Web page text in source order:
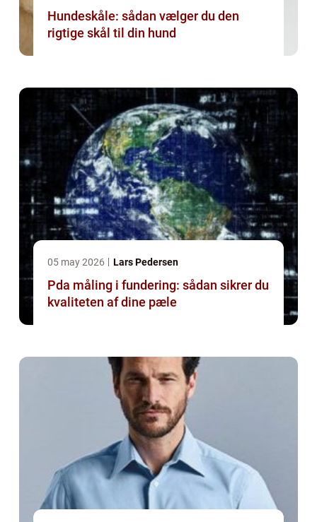
Hundeskåle: sådan vælger du den
rigtige skål til din hund
05 may 2026 Lars Pedersen
Pda måling i fundering: sådan sikrer du
kvaliteten af dine pæle